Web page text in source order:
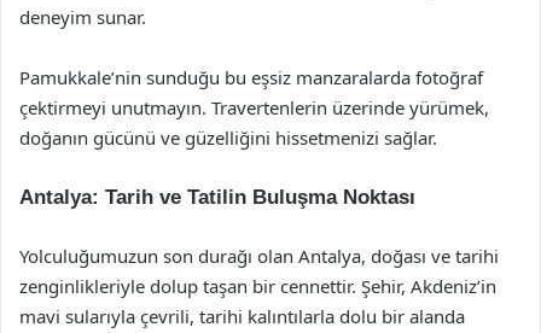
deneyim sunar.
Pamukkale’nin sunduğu bu eşsiz manzaralarda fotoğraf
çektirmeyi unutmayın. Travertenlerin üzerinde yürümek,
doğanın gücünü ve güzelliğini hissetmenizi sağlar.
Antalya: Tarih ve Tatilin Buluşma Noktası
Yolculuğumuzun son durağı olan Antalya, doğası ve tarihi
zenginlikleriyle dolup taşan bir cennettir. Şehir, Akdeniz’in
mavi sularıyla çevrili, tarihi kalıntılarla dolu bir alanda